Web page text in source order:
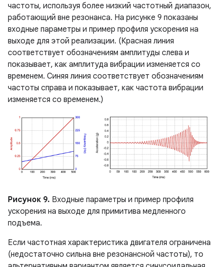
частоты, используя более низкий частотный диапазон,
работающий вне резонанса. На рисунке 9 показаны
входные параметры и пример профиля ускорения на
выходе для этой реализации. (Красная линия
соответствует обозначениям амплитуды слева и
показывает, как амплитуда вибрации изменяется со
временем. Синяя линия соответствует обозначениям
частоты справа и показывает, как частота вибрации
изменяется со временем.)
Рисунок 9. Входные параметры и пример профиля
ускорения на выходе для примитива медленного
подъема.
Если частотная характеристика двигателя ограничена
(недостаточно сильна вне резонансной частоты), то